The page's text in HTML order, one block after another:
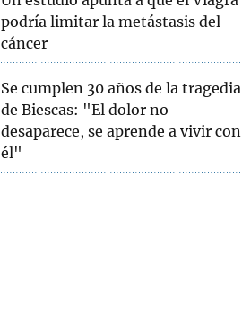
podría limitar la metástasis del
cáncer
Se cumplen 30 años de la tragedia
de Biescas: "El dolor no
desaparece, se aprende a vivir con
él"